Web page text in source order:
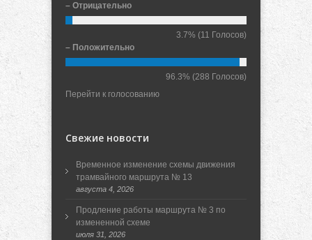
– Отрицательно
3.7% (11 Голосов)
– Положительно
96.3% (288 Голосов)
Перейти к голосованию
Свежие новости
Временное изменение схемы движения
трамвайного маршрута № 13
августа 4, 2026
Продление работы маршрута № 3 по
измененной схеме
июля 31, 2026